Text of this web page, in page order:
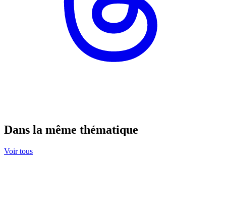
Dans la même thématique
Voir tous